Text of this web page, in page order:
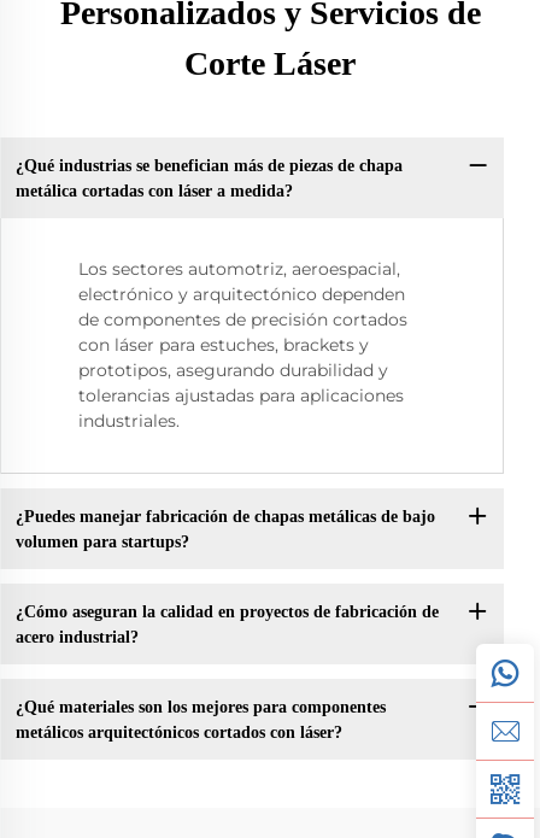
Personalizados y Servicios de
Corte Láser
¿Qué industrias se benefician más de piezas de chapa
metálica cortadas con láser a medida?
Los sectores automotriz, aeroespacial,
electrónico y arquitectónico dependen
de componentes de precisión cortados
con láser para estuches, brackets y
prototipos, asegurando durabilidad y
tolerancias ajustadas para aplicaciones
industriales.
¿Puedes manejar fabricación de chapas metálicas de bajo
volumen para startups?
¿Cómo aseguran la calidad en proyectos de fabricación de
acero industrial?
¿Qué materiales son los mejores para componentes
metálicos arquitectónicos cortados con láser?